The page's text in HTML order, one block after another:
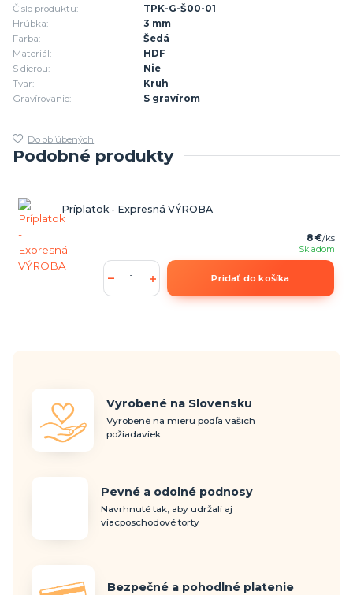
Číslo produktu:
TPK-G-Š00-01
Hrúbka:
3 mm
Farba:
Šedá
Materiál:
HDF
S dierou:
Nie
Tvar:
Kruh
Gravírovanie:
S gravírom
Do obľúbených
Podobné produkty
Príplatok - Expresná VÝROBA
8 €/ks
Skladom
Pridať do košíka
Vyrobené na Slovensku
Vyrobené na mieru podľa vašich
požiadaviek
Pevné a odolné podnosy
Navrhnuté tak, aby udržali aj
viacposchodové torty
Bezpečné a pohodlné platenie